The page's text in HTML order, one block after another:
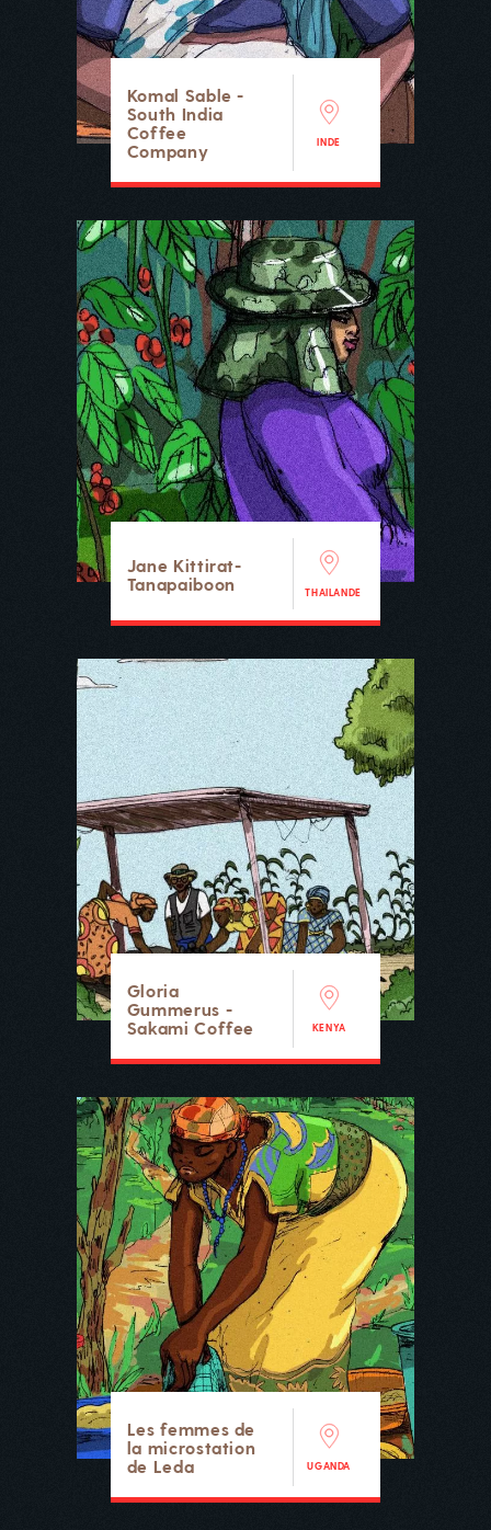
Komal Sable -
South India
Coffee
Company
INDE
Jane Kittirat-
Tanapaiboon
THAILANDE
Gloria
Gummerus -
Sakami Coffee
KENYA
Les femmes de
la microstation
de Leda
UGANDA